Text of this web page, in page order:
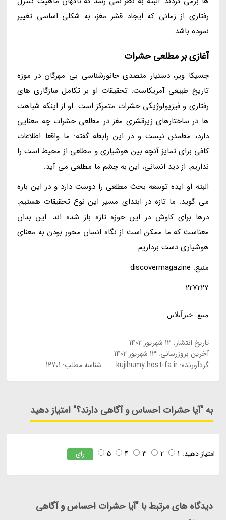
رفتاری از زمانی که ایجاد قشر مغز، به شکلی اساسی تغییر
نموده باشد.
آغازی بر مطلعی حشرات
جسیکا ویر، دستیار متصدی جانورشناسی بی مهرگان در موزه
تاریخ طبیعی آمریکاست. تحقیقات او بر تکامل سازگاری های
رفتاری و فیزیولوژیکی حشرات متمرکز است. او از اینکه شباهت
ها در ساختارهای زیرقشری مغز در مطلعی حشرات چه معنایی
دارد، مطمئن نیست و در این رابطه گفته: ما واقعا اطلاعات
کافی برای تمایز آنچه بین هوشیاری و مطلعی از محیط است را
نداریم. از دید انسانی، این به چشم ما مطلعی می آید.
البته او ایده توسعه بحث مطلعی را دوست دارد و در این باره
می گوید: ما تازه در ابتدای مسیر این نوع تحقیقات هستیم.
درها برای کاوش در این حوزه تازه باز شده اند. این بدان
معناست که ما ممکن است از نگاه انسان محور بودن به معنای
هوشیاری دست برداریم.
منبع: discovermagazine
227227
منبع: خبرآنلاین
تاریخ انتشار: 13 شهریور 1402
آخرین بروزرسانی: 13 شهریور 1402
گردآورنده:kujihumy.host-fa.ir شناسه مطلب: 12701
به "آیا حشرات احساس و آگاهی دارند؟" امتیاز دهید
امتیاز دهید: 1
2
3
4
5 رای
دیدگاه های مرتبط با "آیا حشرات احساس و آگاهی